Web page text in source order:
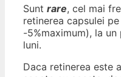
Sunt rare, cel mai
retinerea capsulei
-5%maximum), la
luni.
Daca retinerea este